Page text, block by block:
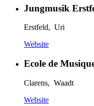
Jungmusik
Erstfeld, Uri
Website
Ecole de
Clarens, Waadt
Website